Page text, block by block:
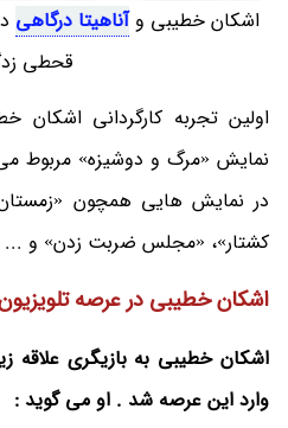
اشکان خطیبی وآناهیتا درگاهی
قحطی
نمایش «مرگ و دوشیزه» مربوط
در نمایش هایی همچون
کشتار»، «مجلس ضربت زدن» و ...
اشکان خطیبی در عرصه
اشکان خطیبی به بازیگری علاقه
وارد این عرصه شد . او می گوید :